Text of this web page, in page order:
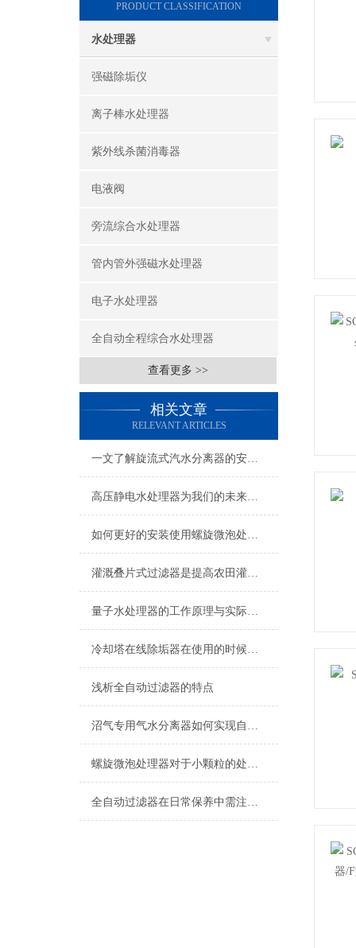
PRODUCT CLASSIFICATION
水处理器
强磁除垢仪
离子棒水处理器
紫外线杀菌消毒器
电液阀
旁流综合水处理器
管内管外强磁水处理器
电子水处理器
全自动全程综合水处理器
查看更多 >>
相关文章
RELEVANT ARTICLES
一文了解旋流式汽水分离器的安装指南
高压静电水处理器为我们的未来提供更清洁、可持续的水资源
如何更好的安装使用螺旋微泡处理器
灌溉叠片式过滤器是提高农田灌溉效果的关键技术
量子水处理器的工作原理与实际应用
冷却塔在线除垢器在使用的时候需要注意什么
浅析全自动过滤器的特点
沼气专用气水分离器如何实现自动化？
螺旋微泡处理器对于小颗粒的处理也不在话下
全自动过滤器在日常保养中需注意的三大问题